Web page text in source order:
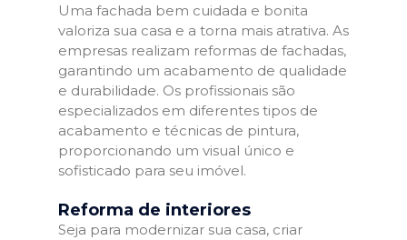
Uma fachada bem cuidada e bonita
valoriza sua casa e a torna mais atrativa. As
empresas realizam reformas de fachadas,
garantindo um acabamento de qualidade
e durabilidade. Os profissionais são
especializados em diferentes tipos de
acabamento e técnicas de pintura,
proporcionando um visual único e
sofisticado para seu imóvel.
Reforma de interiores
Seja para modernizar sua casa, criar